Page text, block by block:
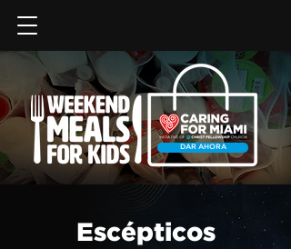
DAR AHORA
Escépticos